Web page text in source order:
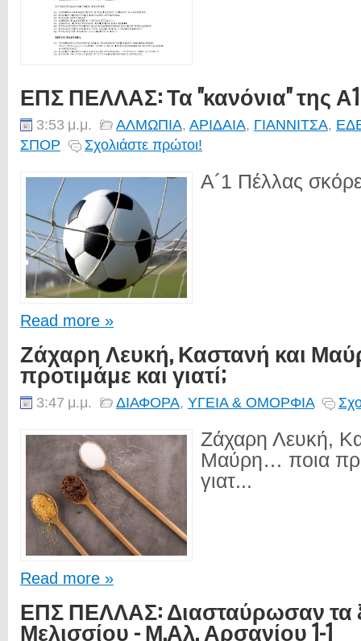
ΕΠΣ ΠΕΛΛΑΣ: Τα "κανόνια" της
3:53 μ.μ. ΑΛΜΩΠΙΑ, ΑΡΙΔΑΙΑ, ΓΙΑΝΝΙΤΣΑ,
ΣΠΟΡ
Σχολιάστε πρώτοι!
Α´1 Πέλλας
Read more »
Ζάχαρη Λευκή, Καστανή και
προτιμάμε και γιατί;
3:47 μ.μ. ΔΙΑΦΟΡΑ, ΥΓΕΙΑ & ΟΜΟΡΦΙΑ
Ζάχαρη Λευκή,
Μαύρη… ποια
γιατ...
Read more »
ΕΠΣ ΠΕΛΛΑΣ: Διασταύρωσαν τα
Μελισσίου - Μ.Αλ. Αρσανίου 1-1